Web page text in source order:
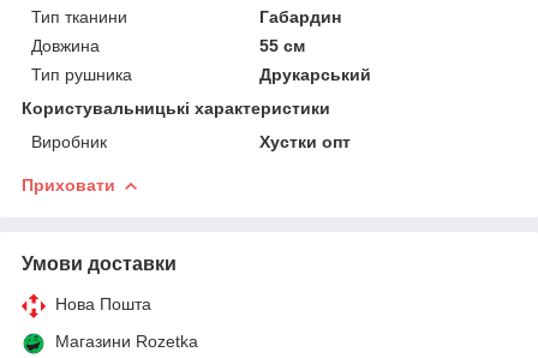
Тип тканини
Габардин
Довжина
55 см
Тип рушника
Друкарський
Користувальницькі характеристики
Виробник
Хустки опт
Приховати
Умови доставки
Нова Пошта
Магазини Rozetka